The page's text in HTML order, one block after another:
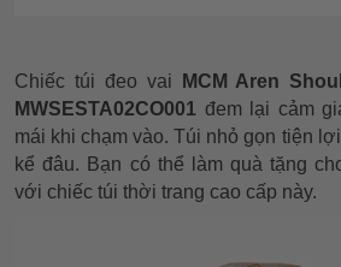
Chiếc túi đeo vai
MCM Aren
MWSESTA02CO001 đem lại cảm
mái khi chạm vào. Túi nhỏ gọn tiện
kể đâu. Bạn có thể làm quà tặng
với chiếc túi thời trang cao cấp này.